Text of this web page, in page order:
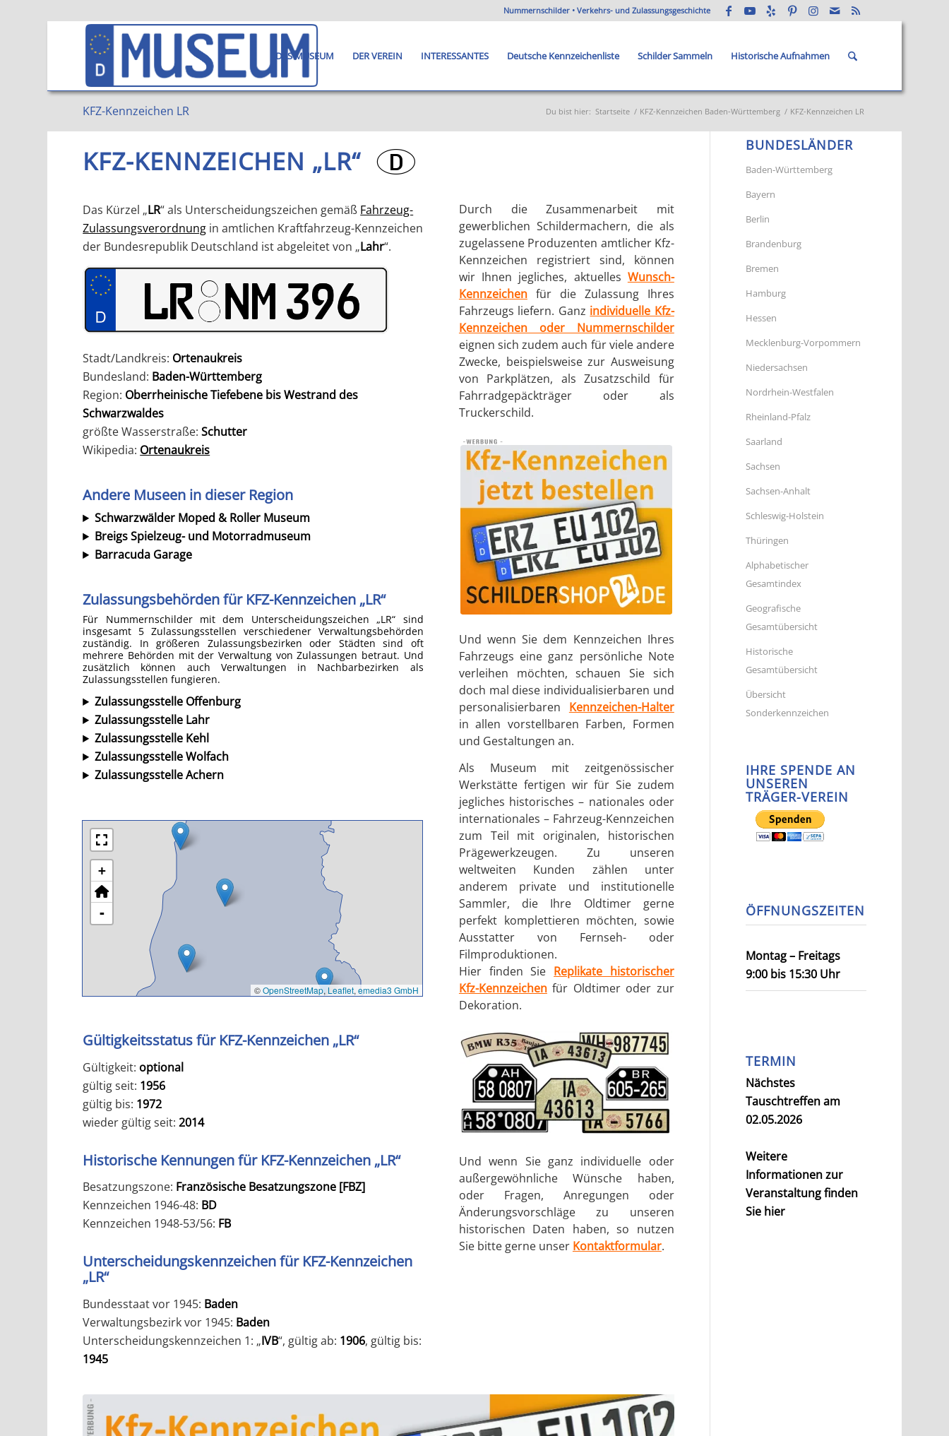
Nummernschilder • Verkehrs- und Zulassungsgeschichte
DAS MUSEUM DER VEREIN INTERESSANTES Deutsche Kennzeichenliste Schilder Sammeln Historische Aufnahmen
KFZ-Kennzeichen LR Du bist hier: Startseite / KFZ-Kennzeichen Baden-Württemberg / KFZ-Kennzeichen LR
KFZ-KENNZEICHEN „LR“ ?
Das Kürzel „LR“ als Unterscheidungszeichen gemäß Fahrzeug-
Zulassungsverordnung in amtlichen Kraftfahrzeug-Kennzeichen
der Bundesrepublik Deutschland ist abgeleitet von „Lahr“.
Stadt/Landkreis: Ortenaukreis
Bundesland: Baden-Württemberg
Region: Oberrheinische Tiefebene bis Westrand des
Schwarzwaldes
größte Wasserstraße:Schutter
Wikipedia: Ortenaukreis
Andere Museen in dieser Region
Schwarzwälder Moped & Roller Museum
Breigs Spielzeug- und Motorradmuseum
Barracuda Garage
Zulassungsbehörden für KFZ-Kennzeichen „LR“
Für Nummernschilder mit dem Unterscheidungszeichen „LR“ sind
insgesamt 5 Zulassungsstellen verschiedener Verwaltungsbehörden
zuständig. In größeren Zulassungsbezirken oder Städten sind oft
mehrere Behörden mit der Verwaltung von Zulassungen betraut. Und
zusätzlich können auch Verwaltungen in Nachbarbezirken als
Zulassungsstellen fungieren.
Zulassungsstelle Offenburg
Zulassungsstelle Lahr
Zulassungsstelle Kehl
Zulassungsstelle Wolfach
Zulassungsstelle Achern
+
-
©OpenStreetMap, Leaflet, emedia3 GmbH
Gültigkeitsstatus für KFZ-Kennzeichen „LR“
Gültigkeit: optional
gültig seit: 1956
gültig bis: 1972
wieder gültig seit:2014
Historische Kennungen für KFZ-Kennzeichen „LR“
Besatzungszone: Französische Besatzungszone [FBZ]
Kennzeichen 1946-48: BD
Kennzeichen 1948-53/56: FB
Unterscheidungskennzeichen für KFZ-Kennzeichen
„LR“
Bundesstaat vor 1945: Baden
Verwaltungsbezirk vor 1945: Baden
Unterscheidungskennzeichen 1: „IVB“, gültig ab: 1906, gültig bis:
1945
Durch die Zusammenarbeit mit
gewerblichen Schildermachern, die als
zugelassene Produzenten amtlicher Kfz-
Kennzeichen registriert sind, können
wir Ihnen jegliches, aktuelles Wunsch-
Kennzeichenfür die Zulassung Ihres
Fahrzeugs liefern. Ganz individuelle Kfz-
Kennzeichen oder Nummernschilder
eignen sich zudem auch für viele andere
Zwecke, beispielsweise zur Ausweisung
von Parkplätzen, als Zusatzschild für
Fahrradgepäckträger oder als
Truckerschild.
Und wenn Sie dem Kennzeichen Ihres
Fahrzeugs eine ganz persönliche Note
verleihen möchten, schauen Sie sich
doch mal diese individualisierbaren und
personalisierbaren Kennzeichen-Halter
in allen vorstellbaren Farben, Formen
und Gestaltungen an.
Als Museum mit zeitgenössischer
Werkstätte fertigen wir für Sie zudem
jegliches historisches – nationales oder
internationales – Fahrzeug-Kennzeichen
zum Teil mit originalen, historischen
Prägewerkzeugen. Zu unseren
weltweiten Kunden zählen unter
anderem private und institutionelle
Sammler, die Ihre Oldtimer gerne
perfekt komplettieren möchten, sowie
Ausstatter von Fernseh- oder
Filmproduktionen.
Hier finden Sie Replikate historischer
Kfz-Kennzeichenfür Oldtimer oder zur
Dekoration.
Und wenn Sie ganz individuelle oder
außergewöhnliche Wünsche haben,
oder Fragen, Anregungen oder
Änderungsvorschläge zu unseren
historischen Daten haben, so nutzen
Sie bitte gerne unser Kontaktformular.
BUNDESLÄNDER
Baden-Württemberg
Bayern
Berlin
Brandenburg
Bremen
Hamburg
Hessen
Mecklenburg-Vorpommern
Niedersachsen
Nordrhein-Westfalen
Rheinland-Pfalz
Saarland
Sachsen
Sachsen-Anhalt
Schleswig-Holstein
Thüringen
Alphabetischer
Gesamtindex
Geografische
Gesamtübersicht
Historische
Gesamtübersicht
Übersicht
Sonderkennzeichen
IHRE SPENDE AN
UNSEREN
TRÄGER-VEREIN
ÖFFNUNGSZEITEN
Montag – Freitags
9:00 bis 15:30 Uhr
TERMIN
Nächstes
Tauschtreffen am
02.05.2026
Weitere
Informationen zur
Veranstaltung finden
Sie hier